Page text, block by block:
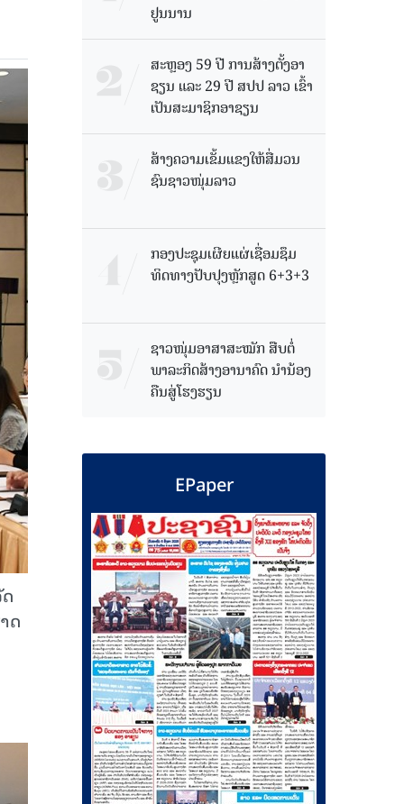
ດ
ຢູນນານ
ສະຫຼອງ 59 ປີ ການສ້າງຕັ້ງອາ
ຊຽນ ແລະ 29 ປີ ສປປ ລາວ ເຂົ້າ
ເປັນສະມາຊິກອາຊຽນ
ສ້າງຄວາມເຂັ້ມແຂງໃຫ້ສື່ມວນ
ຊົນຊາວໜຸ່ມລາວ
ກອງປະຊຸມເຜີຍແຜ່ເຊື່ອມຊຶມ
ທິດທາງປັບປຸງຫຼັກສູດ 6+3+3
ຊາວໜຸ່ມອາສາສະໝັກ ສືບຕໍ່
ພາລະກິດສ້າງອານາຄົດ ນໍານ້ອງ
ຄືນສູ່ໂຮງຮຽນ
EPaper